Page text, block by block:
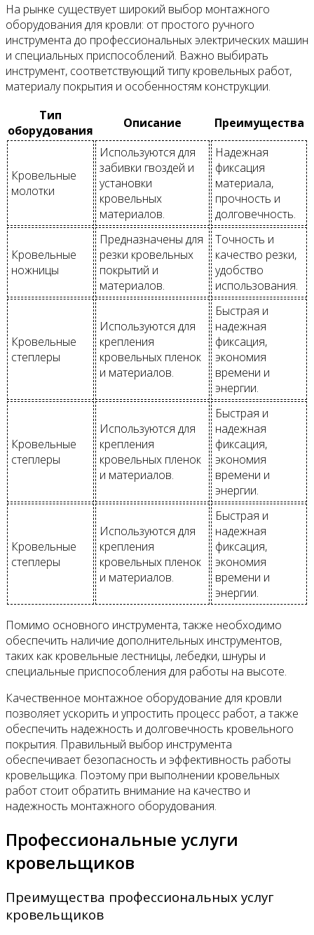
На рынке существует широкий выбор монтажного
оборудования для кровли: от простого ручного
инструмента до профессиональных электрических машин
и специальных приспособлений. Важно выбирать
инструмент, соответствующий типу кровельных работ,
материалу покрытия и особенностям конструкции.
Тип
оборудования
Описание Преимущества
Кровельные
молотки
Используются для
забивки гвоздей и
установки
кровельных
материалов.
Надежная
фиксация
материала,
прочность и
долговечность.
Кровельные
ножницы
Предназначены для
резки кровельных
покрытий и
материалов.
Точность и
качество резки,
удобство
использования.
Кровельные
степлеры
Используются для
крепления
кровельных пленок
и материалов.
Быстрая и
надежная
фиксация,
экономия
времени и
энергии.
Кровельные
степлеры
Используются для
крепления
кровельных пленок
и материалов.
Быстрая и
надежная
фиксация,
экономия
времени и
энергии.
Кровельные
степлеры
Используются для
крепления
кровельных пленок
и материалов.
Быстрая и
надежная
фиксация,
экономия
времени и
энергии.
Помимо основного инструмента, также необходимо
обеспечить наличие дополнительных инструментов,
таких как кровельные лестницы, лебедки, шнуры и
специальные приспособления для работы на высоте.
Качественное монтажное оборудование для кровли
позволяет ускорить и упростить процесс работ, а также
обеспечить надежность и долговечность кровельного
покрытия. Правильный выбор инструмента
обеспечивает безопасность и эффективность работы
кровельщика. Поэтому при выполнении кровельных
работ стоит обратить внимание на качество и
надежность монтажного оборудования.
Профессиональные услуги
кровельщиков
Преимущества профессиональных услуг
кровельщиков